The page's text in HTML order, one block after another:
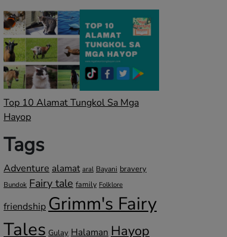
Top 10 Alamat Tungkol Sa Mga
Hayop
Tags
Adventure alamat aral Bayani bravery
Bundok Fairy tale family Folklore
friendship Grimm's Fairy
Tales Gulay Halaman Hayop